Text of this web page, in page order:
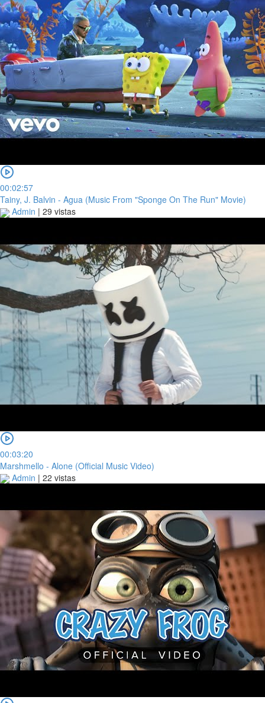
00:02:57
Tainy, J. Balvin - Agua (Music From "Sponge On The Run" Movie)
Admin | 29 vistas
00:03:20
Marshmello - Alone (Official Music Video)
Admin | 22 vistas